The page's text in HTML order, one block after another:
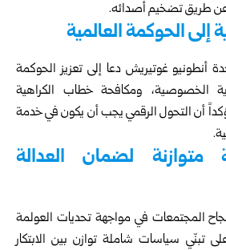
عن طريق تضخيم أصدائه.
إلى الحوكمة العالمية
أنطونيو غوتيريش دعا إلى تعزيز الحوكمة
الخصوصية، ومكافحة خطاب الكراهية
أن التحول الرقمي يجب أن يكون في خدمة
لضمان العدالة
المجتمعات في مواجهة تحديات العولمة
تبنّي سياسات شاملة توازن بين الابتكار